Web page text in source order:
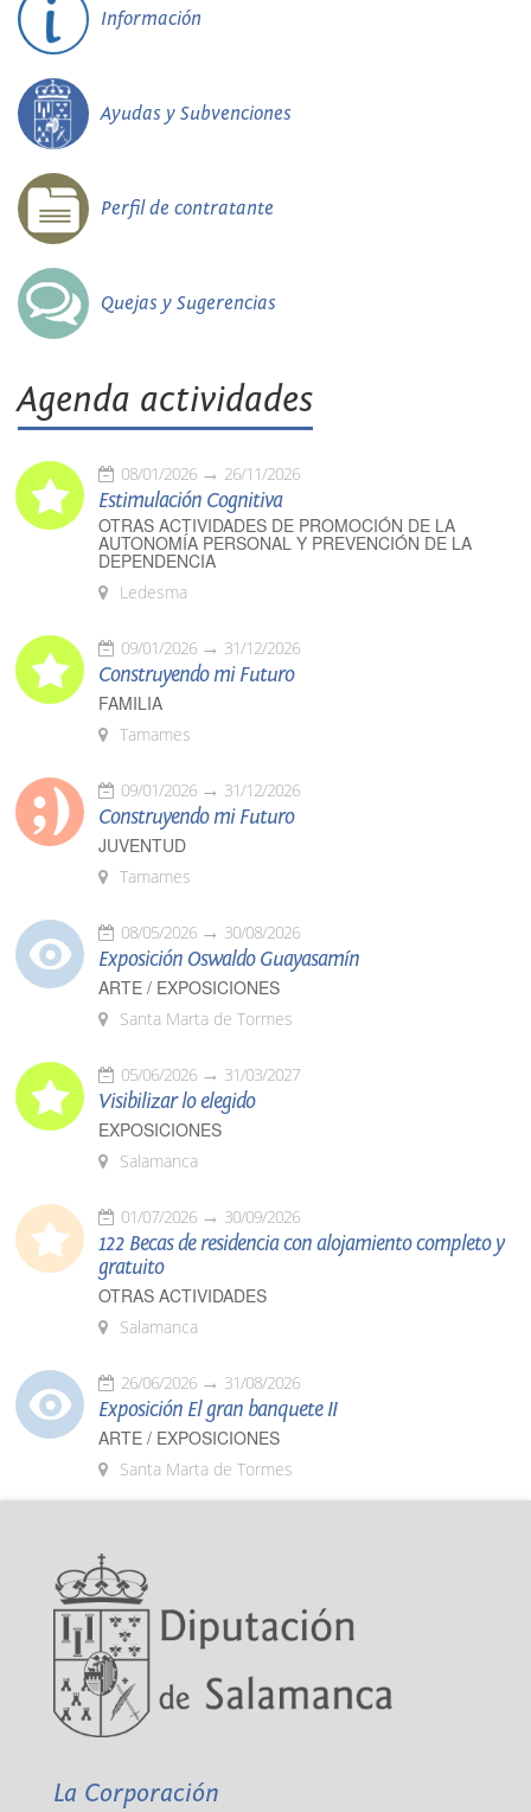
Información
Ayudas y Subvenciones
Perfil de contratante
Quejas y Sugerencias
Agenda actividades
08/01/2026 26/11/2026
Estimulación Cognitiva
OTRAS ACTIVIDADES DE PROMOCIÓN DE LA
AUTONOMÍA PERSONAL Y PREVENCIÓN DE LA
DEPENDENCIA
Ledesma
09/01/2026 31/12/2026
Construyendo mi Futuro
FAMILIA
Tamames
09/01/2026 31/12/2026
Construyendo mi Futuro
JUVENTUD
Tamames
08/05/2026 30/08/2026
Exposición Oswaldo Guayasamín
ARTE / EXPOSICIONES
Santa Marta de Tormes
05/06/2026 31/03/2027
Visibilizar lo elegido
EXPOSICIONES
Salamanca
01/07/2026 30/09/2026
122 Becas de residencia con alojamiento completo y
gratuito
OTRAS ACTIVIDADES
Salamanca
26/06/2026 31/08/2026
Exposición El gran banquete II
ARTE / EXPOSICIONES
Santa Marta de Tormes
La Corporación